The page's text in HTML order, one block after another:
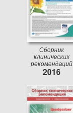
Сборник
клинических
рекомендаций
2016